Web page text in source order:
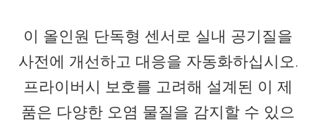
이 올인원 단독형 센서로 실내 공기질을
사전에 개선하고 대응을 자동화하십시오.
프라이버시 보호를 고려해 설계된 이 제
품은 다양한 오염 물질을 감지할 수 있으